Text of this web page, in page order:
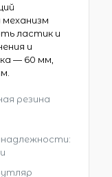
механизм
ластик и
и
— 60 мм,
резина